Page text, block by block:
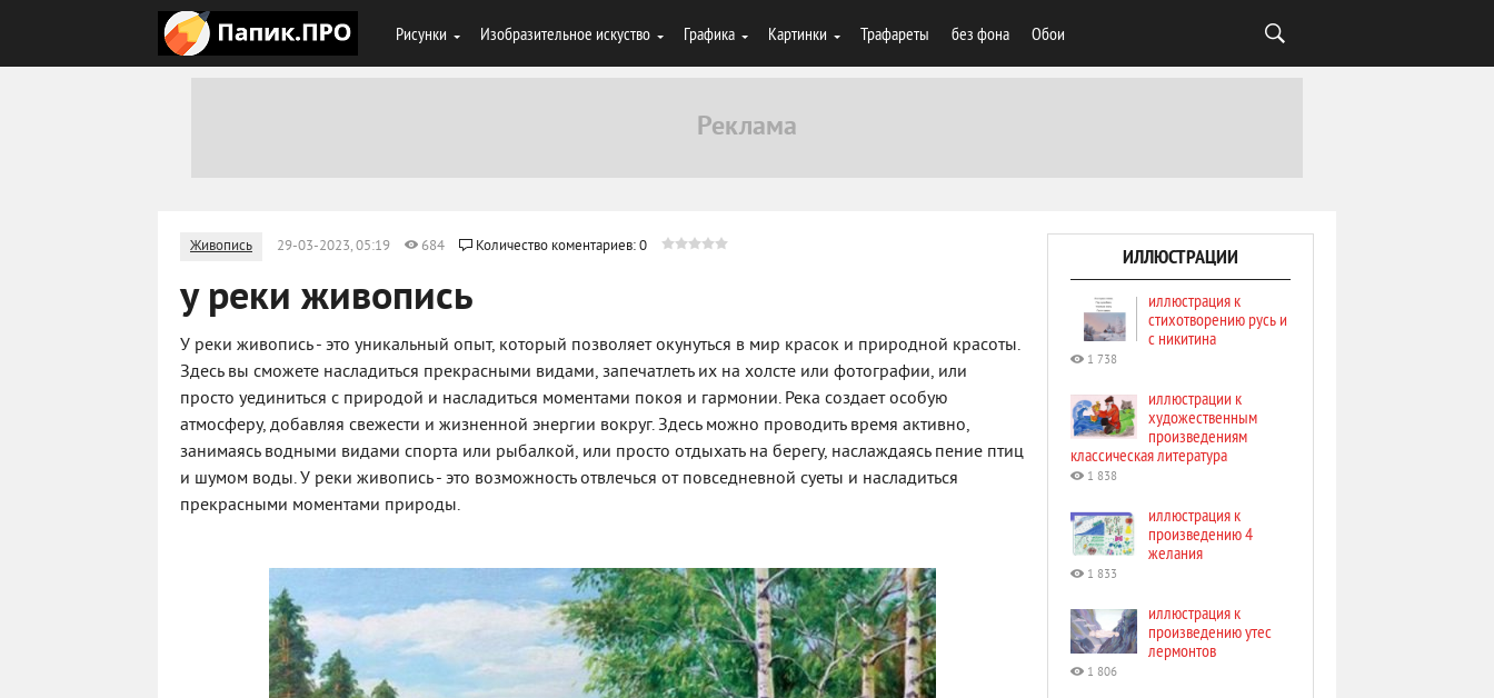
Рисунки Изобразительное искуство Графика Картинки Трафареты без фона Обои
Живопись 29-03-2023, 05:19 684 Количество коментариев: 0
у реки живопись
У реки живопись - это уникальный опыт, который позволяет окунуться в мир красок и природной красоты.
Здесь вы сможете насладиться прекрасными видами, запечатлеть их на холсте или фотографии, или
просто уединиться с природой и насладиться моментами покоя и гармонии. Река создает особую
атмосферу, добавляя свежести и жизненной энергии вокруг. Здесь можно проводить время активно,
занимаясь водными видами спорта или рыбалкой, или просто отдыхать на берегу, наслаждаясь пение птиц
и шумом воды. У реки живопись - это возможность отвлечься от повседневной суеты и насладиться
прекрасными моментами природы.
ИЛЛЮСТРАЦИИ
иллюстрация к
стихотворению русь и
с никитина
1 738
иллюстрации к
художественным
произведениям
классическая литература
1 838
иллюстрация к
произведению 4
желания
1 833
иллюстрация к
произведению утес
лермонтов
1 806